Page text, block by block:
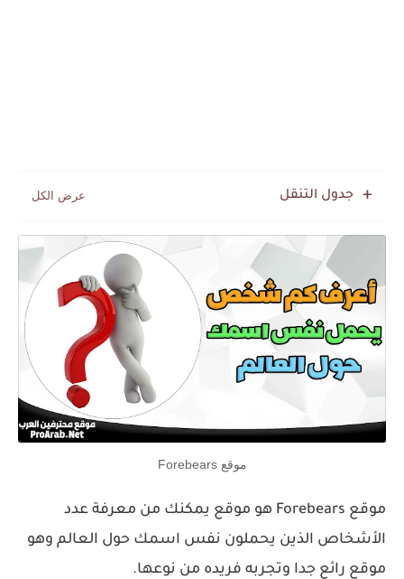
جدول التنقل
موقع Forebears
موقع Forebears هو موقع يمكنك من معرفة عدد
الأشخاص الذين يحملون نفس اسمك حول العالم وهو
موقع رائع جدا وتجربه فريده من نوعها.